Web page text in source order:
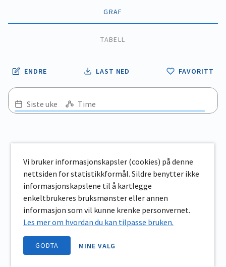
GRAF
TABELL
ENDRE LAST NED FAVORITT
Siste uke Time
Vi bruker informasjonskapsler (cookies) på denne
nettsiden for statistikkformål. Sildre benytter ikke
informasjonskapslene til å kartlegge
enkeltbrukeres bruksmønster eller annen
informasjon som vil kunne krenke personvernet.
Les mer om hvordan du kan tilpasse bruken.
GODTA MINE VALG